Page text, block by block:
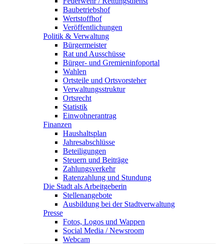
Baubetriebshof
Wertstoffhof
Veröffentlichungen
Politik & Verwaltung
Bürgermeister
Rat und Ausschüsse
Bürger- und Gremieninfoportal
Wahlen
Ortsteile und Ortsvorsteher
Verwaltungsstruktur
Ortsrecht
Statistik
Einwohnerantrag
Finanzen
Haushaltsplan
Jahresabschlüsse
Beteiligungen
Steuern und Beiträge
Zahlungsverkehr
Ratenzahlung und Stundung
Die Stadt als Arbeitgeberin
Stellenangebote
Ausbildung bei der Stadtverwaltung
Presse
Fotos, Logos und Wappen
Social Media / Newsroom
Webcam